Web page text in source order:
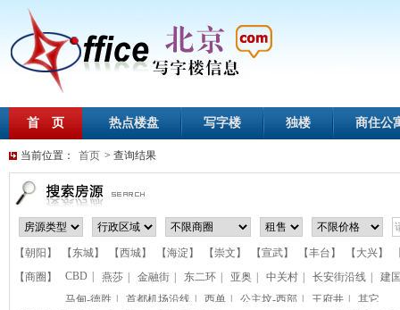
首 页 热点楼盘 写字楼 独楼 商住公
当前位置： 首页 > 查询结果
【朝阳】 【东城】 【西城】 【海淀】 【崇文】 【宣武】 【丰台】 【大兴】
【商圈】
CBD 燕莎 金融街 东二环 亚奥 中关村 长安街沿线
建
马甸-德胜 | 首都机场沿线 | 西单 | 公主坟-西部 | 王府井 |
其它